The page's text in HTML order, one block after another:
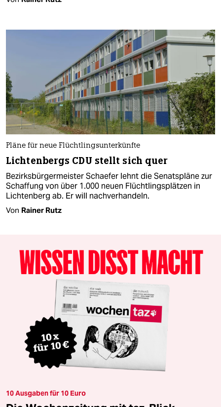
Pläne für neue Flüchtlingsunterkünfte
Lichtenbergs CDU stellt sich quer
Bezirksbürgermeister Schaefer lehnt die Senatspläne zur
Schaffung von über 1.000 neuen Flüchtlingsplätzen in
Lichtenberg ab. Er will nachverhandeln.
Von Rainer Rutz
10 Ausgaben für 10 Euro